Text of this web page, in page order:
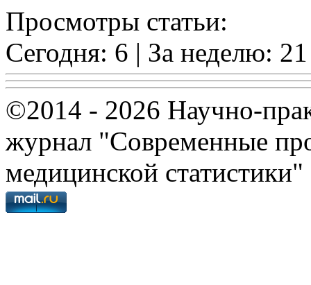
Просмотры статьи:
Сегодня: 6 | За неделю:
©2014 - 2026 Научно-
журнал "Современные
медицинской статистики"